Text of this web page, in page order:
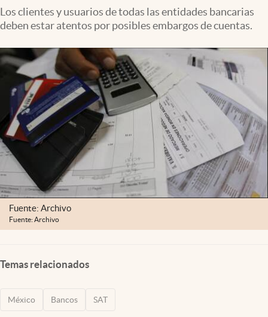
Tv
Espiritualidad
Mediakit
abre en nueva pestaña
México
Los clientes y usuarios de todas las entidades bancarias
deben estar atentos por posibles embargos de cuentas.
Fuente: Archivo
Fuente: Archivo
Temas relacionados
México Bancos SAT